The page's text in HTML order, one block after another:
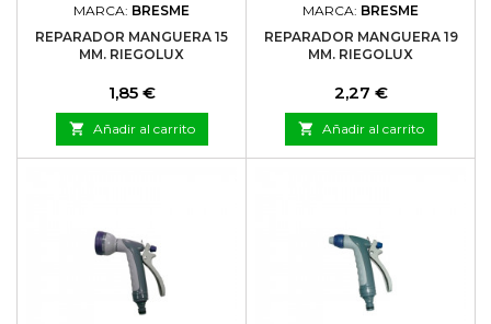
MARCA: BRESME
REPARADOR MANGUERA 15
MM. RIEGOLUX
Precio
1,85 €
 Añadir al carrito
MARCA: BRESME
REPARADOR MANGUERA 19
MM. RIEGOLUX
Precio
2,27 €
 Añadir al carrito